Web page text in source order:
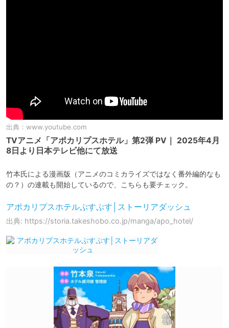
出典： www.youtube.com
TVアニメ「アポカリプスホテル」第2弾 PV｜ 2025年4月
8日より日本テレビ他にて放送
竹本氏による漫画版（アニメのコミカライズではなく番外編的なも
の？）の連載も開始しているので、こちらも要チェック。
アポカリプスホテルぷすぷす│ストーリアダッシュ
出典: https://storia.takeshobo.co.jp/manga/apo_hotel/